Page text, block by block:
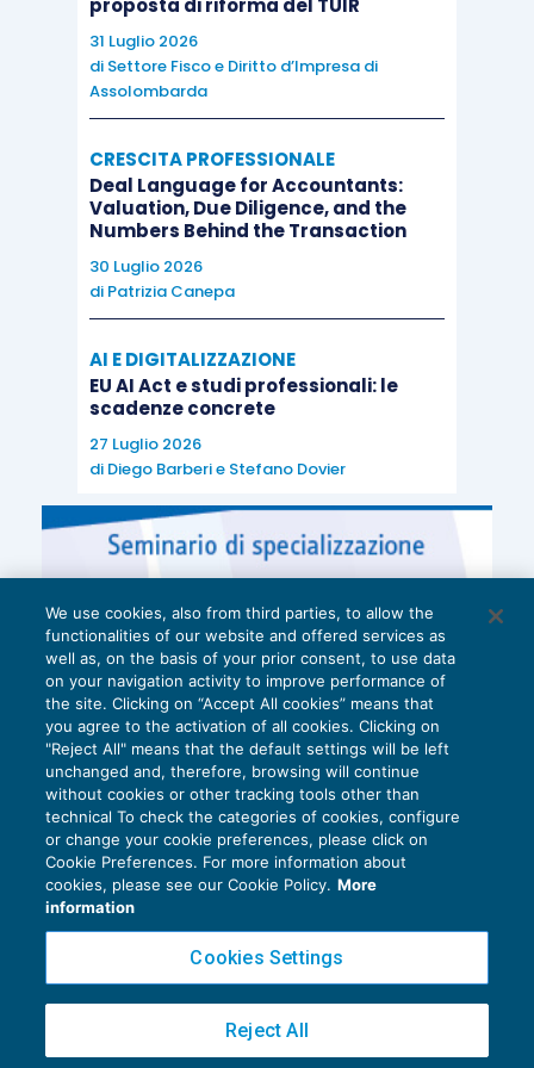
proposta di riforma del TUIR
31 Luglio 2026
di Settore Fisco e Diritto d’Impresa di
Assolombarda
CRESCITA PROFESSIONALE
Deal Language for Accountants:
Valuation, Due Diligence, and the
Numbers Behind the Transaction
30 Luglio 2026
di Patrizia Canepa
AI E DIGITALIZZAZIONE
EU AI Act e studi professionali: le
scadenze concrete
27 Luglio 2026
di Diego Barberie Stefano Dovier
Privacy Policy
Cookie Policy
Copyright 2016 ©Gruppo Euroconference S.p.A.v2.32.4
Piazza Luigi Einaudi, 10N01 - 20124 Milano - info@ecnews.it
We use cookies, also from third parties, to allow the
functionalities of our website and offered services as
well as, on the basis of your prior consent, to use data
on your navigation activity to improve performance of
the site. Clicking on “Accept All cookies” means that
you agree to the activation of all cookies. Clicking on
"Reject All" means that the default settings will be left
unchanged and, therefore, browsing will continue
without cookies or other tracking tools other than
technical To check the categories of cookies, configure
or change your cookie preferences, please click on
Cookie Preferences. For more information about
cookies, please see our Cookie Policy. More
information
Cookies Settings
Reject All